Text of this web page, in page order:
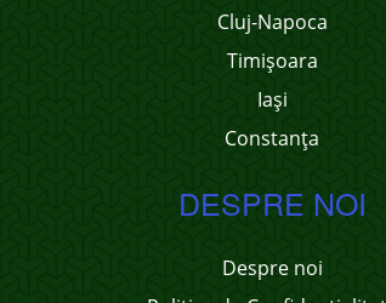
Cluj-Napoca
Timișoara
Iași
Constanța
DESPRE NOI
Despre noi